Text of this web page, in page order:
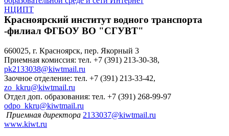
НЦИПТ
Красноярский институт водного транспорта
-филиал ФГБОУ ВО "СГУВТ"
660025, г. Красноярск, пер. Якорный 3
Приемная комиссия: тел. +7 (391) 213-30-38,
pk2133038@kiwtmail.ru
Заочное отделение: тел. +7 (391) 213-33-42,
zo_kkru@kiwtmail.ru
Отдел доп. образования: тел. +7 (391) 268-99-97
odpo_kkru@kiwtmail.ru
Приемная директора 2133037@kiwtmail.ru
www.kiwt.ru